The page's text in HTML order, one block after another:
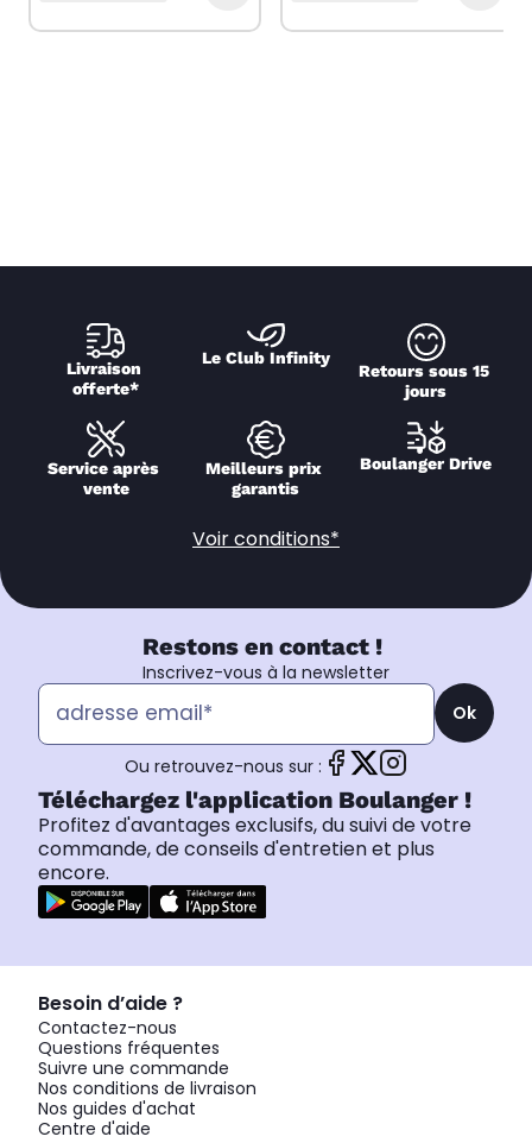
Livraison
offerte*
Le Club Infinity
Retours sous 15
jours
Service après
vente
Meilleurs prix
garantis
Boulanger Drive
Voir conditions*
Restons en contact !
Inscrivez-vous à la newsletter
Ok
Ou retrouvez-nous sur :
Téléchargez l'application Boulanger !
Profitez d'avantages exclusifs, du suivi de votre
commande, de conseils d'entretien et plus
encore.
Besoin d’aide ?
Contactez-nous
Questions fréquentes
Suivre une commande
Nos conditions de livraison
Nos guides d'achat
Centre d'aide